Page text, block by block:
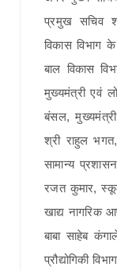
प्रमुख सचिव
विकास विभाग
बाल विकास
मुख्यमंत्री एवं
बंसल,
श्री राहुल
सामान्य
रजत कुमार,
खाद्य नागरिक
बाबा साहेब
प्रौद्योगिकी